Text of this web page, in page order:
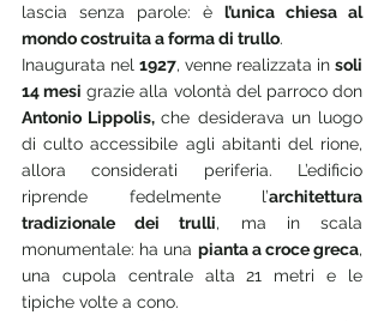
lascia senza parole: è l’unica chiesa al
mondo costruita a forma di trullo.
Inaugurata nel 1927, venne realizzata in soli
14 mesi
Antonio Lippolis, che desiderava un luogo
di culto accessibile agli abitanti del rione,
allora considerati periferia. L’edificio
riprende fedelmente l’architettura
tradizionale dei trulli, ma in scala
monumentale: ha una pianta a croce greca,
una cupola centrale alta 21 metri e le
tipiche volte a cono.